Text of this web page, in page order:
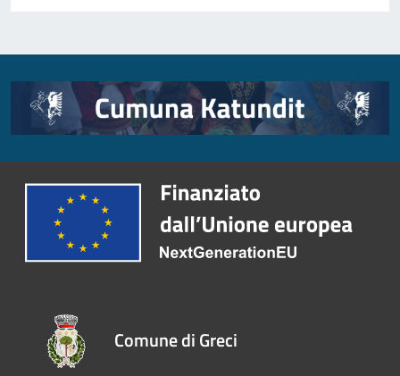
Comune di Greci